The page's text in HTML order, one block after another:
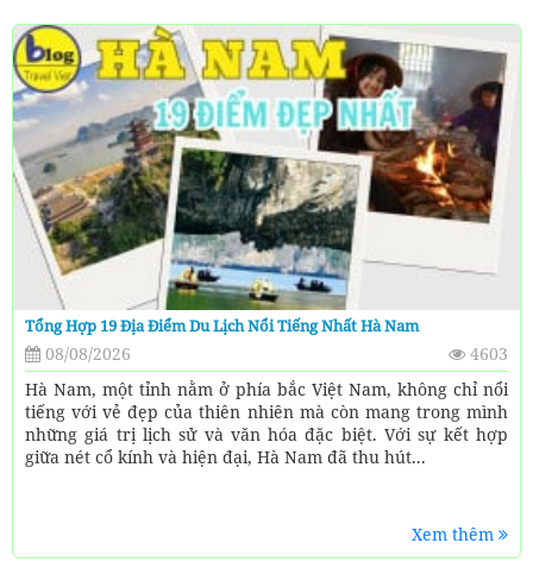
Tổng Hợp 19 Địa Điểm Du Lịch Nổi Tiếng Nhất Hà Nam
08/08/2026
4603
Hà Nam, một tỉnh nằm ở phía bắc Việt Nam, không chỉ nổi
tiếng với vẻ đẹp của thiên nhiên mà còn mang trong mình
những giá trị lịch sử và văn hóa đặc biệt. Với sự kết hợp
giữa nét cổ kính và hiện đại, Hà Nam đã thu hút...
Xem thêm